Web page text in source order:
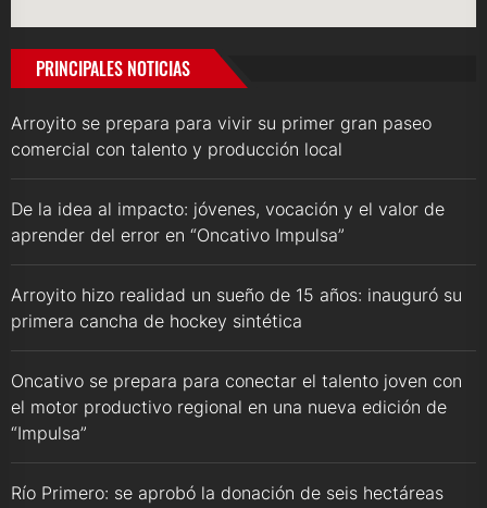
PRINCIPALES NOTICIAS
Arroyito se prepara para vivir su primer gran paseo
comercial con talento y producción local
De la idea al impacto: jóvenes, vocación y el valor de
aprender del error en “Oncativo Impulsa”
Arroyito hizo realidad un sueño de 15 años: inauguró su
primera cancha de hockey sintética
Oncativo se prepara para conectar el talento joven con
el motor productivo regional en una nueva edición de
“Impulsa”
Río Primero: se aprobó la donación de seis hectáreas